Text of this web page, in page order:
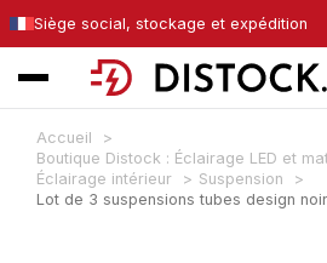
Siège social, stockage et expédition
Accueil
Boutique Distock : Éclairage LED et
Éclairage intérieur
Suspension
Lot de 3 suspensions tubes design